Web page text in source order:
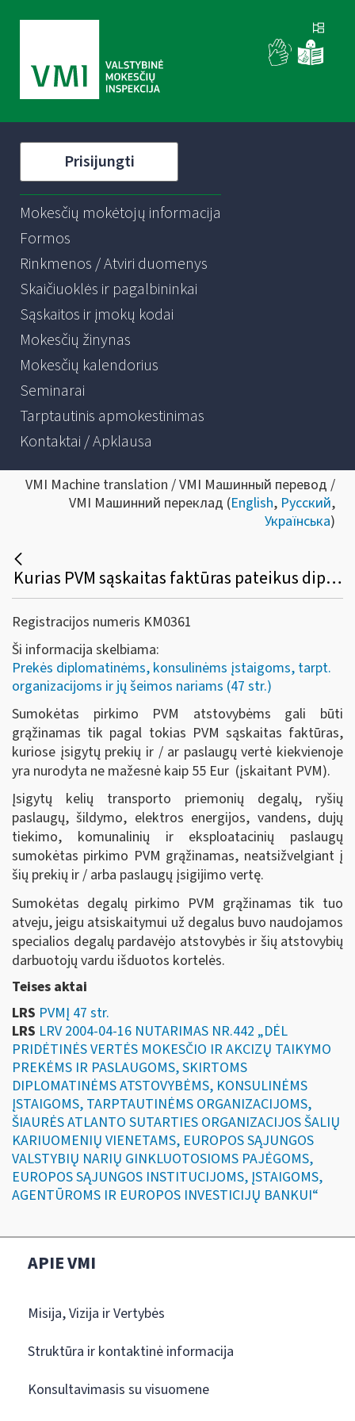
Prisijungti
Mokesčių mokėtojų informacija
Formos
Rinkmenos / Atviri duomenys
Skaičiuoklės ir pagalbininkai
Sąskaitos ir įmokų kodai
Mokesčių žinynas
Mokesčių kalendorius
Seminarai
Tarptautinis apmokestinimas
Kontaktai / Apklausa
VMI Machine translation / VMI Машинный перевод /
VMI Машинний переклад (English, Русский,
Українська)
Kurias PVM sąskaitas faktūras pateikus diplomatinėms atstovybėms, konsulinėms įstaigoms ir tarptautinėms organizacijoms ar jų atstovybėms, taip pat šių atstovybių ir įstaigų nariams ir jų šeimų nariams gali būti grąžinamas sumokėtas pirkimo PVM?
Registracijos numeris KM0361
Ši informacija skelbiama:
Prekės diplomatinėms, konsulinėms įstaigoms, tarpt.
organizacijoms ir jų šeimos nariams (47 str.)
Sumokėtas pirkimo PVM atstovybėms gali būti
grąžinamas tik pagal tokias PVM sąskaitas faktūras,
kuriose įsigytų prekių ir / ar paslaugų vertė kiekvienoje
yra nurodyta ne mažesnė kaip 55 Eur (įskaitant PVM).
Įsigytų kelių transporto priemonių degalų, ryšių
paslaugų, šildymo, elektros energijos, vandens, dujų
tiekimo, komunalinių ir eksploatacinių paslaugų
sumokėtas pirkimo PVM grąžinamas, neatsižvelgiant į
šių prekių ir / arba paslaugų įsigijimo vertę.
Sumokėtas degalų pirkimo PVM grąžinamas tik tuo
atveju, jeigu atsiskaitymui už degalus buvo naudojamos
specialios degalų pardavėjo atstovybės ir šių atstovybių
darbuotojų vardu išduotos kortelės.
Teises aktai
LRS PVMĮ 47 str.
LRS LRV 2004-04-16 NUTARIMAS NR.442 „DĖL
PRIDĖTINĖS VERTĖS MOKESČIO IR AKCIZŲ TAIKYMO
PREKĖMS IR PASLAUGOMS, SKIRTOMS
DIPLOMATINĖMS ATSTOVYBĖMS, KONSULINĖMS
ĮSTAIGOMS, TARPTAUTINĖMS ORGANIZACIJOMS,
ŠIAURĖS ATLANTO SUTARTIES ORGANIZACIJOS ŠALIŲ
KARIUOMENIŲ VIENETAMS, EUROPOS SĄJUNGOS
VALSTYBIŲ NARIŲ GINKLUOTOSIOMS PAJĖGOMS,
EUROPOS SĄJUNGOS INSTITUCIJOMS, ĮSTAIGOMS,
AGENTŪROMS IR EUROPOS INVESTICIJŲ BANKUI“
APIE VMI
Misija, Vizija ir Vertybės
Struktūra ir kontaktinė informacija
Konsultavimasis su visuomene